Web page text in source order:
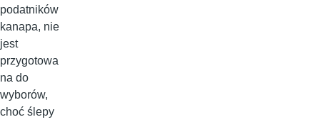
podatników
kanapa, nie
jest
przygotowa
na do
wyborów,
choć ślepy